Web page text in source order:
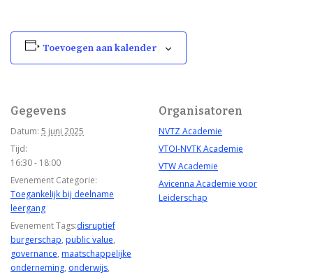
Toevoegen aan kalender
Gegevens
Datum: 5 juni 2025
Tijd:
16:30 - 18:00
Evenement Categorie:
Toegankelijk bij deelname
leergang
Evenement Tags:disruptief
burgerschap, public value,
governance, maatschappelijke
onderneming, onderwijs,
Organisatoren
NVTZ Academie
VTOI-NVTK Academie
VTW Academie
Avicenna Academie voor
Leiderschap